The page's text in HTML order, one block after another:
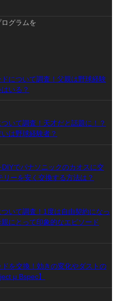
グラムを
について調査！父親は野球経験
いる？
いて調査！天才だと話題に！？
は野球経験者？
でパナソニックのカオスに交
ーを安く交換する方法は？
いて調査！1度は自由契約になっ
にとって印象的なエピソード
を交換！効きの変化やダストの
μ Bspec】